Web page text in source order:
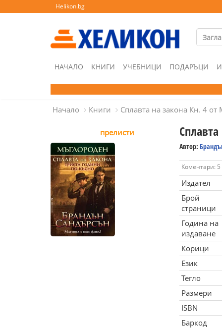
Helikon.bg
НАЧАЛО КНИГИ УЧЕБНИЦИ ПОДАРЪЦИ
Начало Книги Сплавта на закона Кн. 4
прелисти
Автор:
Коментари: 5
Издател
Брой
страници
Година на
издаване
Корици
Език
Тегло
Размери
ISBN
Баркод